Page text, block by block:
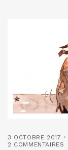
3 OCTOBRE 2017
2 COMMENTAIRES